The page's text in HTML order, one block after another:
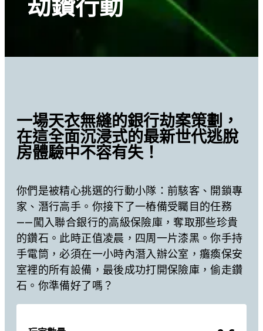
劫鑽行動
一場天衣無縫的銀行劫案策劃，
在這全面沉浸式的最新世代逃脫
房體驗中不容有失！
你們是被精心挑選的行動小隊：前駭客、開鎖專
家、潛行高手。你接下了一樁備受矚目的任務
——闖入聯合銀行的高級保險庫，奪取那些珍貴
的鑽石。此時正值凌晨，四周一片漆黑。你手持
手電筒，必須在一小時內潛入辦公室，癱瘓保安
室裡的所有設備，最後成功打開保險庫，偷走鑽
石。你準備好了嗎？